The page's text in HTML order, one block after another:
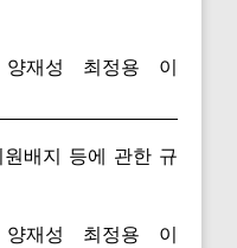
재성 최정용 이
배지 등에 관한 규
재성 최정용 이